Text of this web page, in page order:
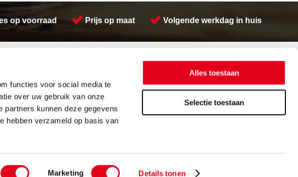
functies voor social media te
over uw gebruik van onze
kunnen deze gegevens
hebben verzameld op basis van
Marketing Details tonen
Alles toestaan
Selectie toestaan
op voorraad Prijs op maat Volgende werkdag in huis
snijden
Meeuwsen Trade & Metal Services B.V.
Telefoon:
(0113) 57 38 78
Algemene voorwaarden